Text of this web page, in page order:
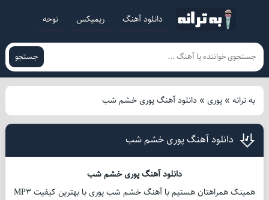
دانلود آهنگ ریمیکس نوحه
جستجو
به ترانه» پوری» دانلود آهنگ پوری خشم شب
دانلود آهنگ پوری خشم شب
دانلود آهنگ پوری خشم شب
همینک همراهتان هستیم با آهنگ خشم شب پوری با بهترین کیفیت MP3